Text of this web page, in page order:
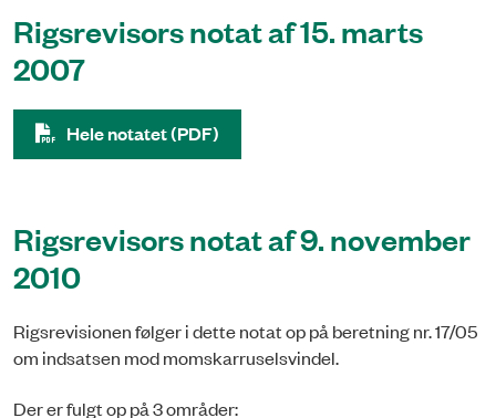
Rigsrevisors notat af 15. marts
2007
Hele notatet (PDF)
Rigsrevisors notat af 9. november
2010
Rigsrevisionen følger i dette notat op på beretning nr. 17/05
om indsatsen mod momskarruselsvindel.
Der er fulgt op på 3 områder: